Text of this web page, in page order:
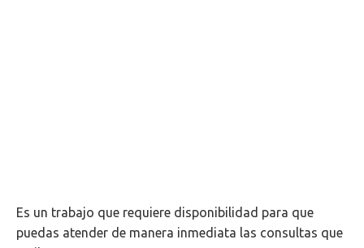
Es un trabajo que requiere disponibilidad para que
puedas atender de manera inmediata las consultas que